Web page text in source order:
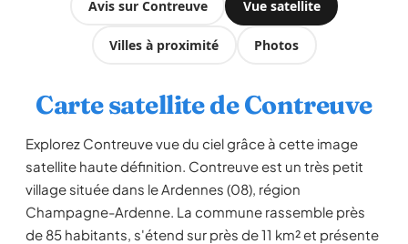
Avis sur Contreuve Vue satellite
Villes à proximité Photos
Carte satellite de Contreuve
Explorez Contreuve vue du ciel grâce à cette image
satellite haute définition. Contreuve est un très petit
village située dans le Ardennes (08), région
Champagne-Ardenne. La commune rassemble près
de 85 habitants, s'étend sur près de 11 km² et présente